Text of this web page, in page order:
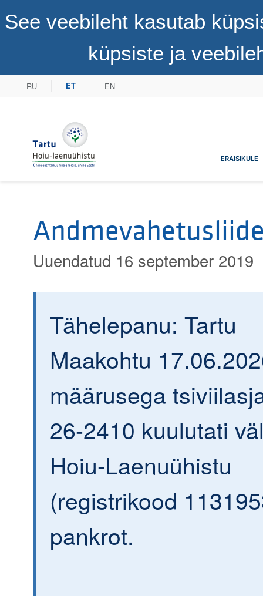
See veebileht kasutab
küpsiste ja
RU ET EN
Tartu Hoiu-laenuühistuERAISIKULE
Uuendatud 16 september 2019
Tähelepanu: Tartu
Maakohtu
määrusega
26-2410 kuulutati
Hoiu-Laenuühistu
(registrikood
pankrot.